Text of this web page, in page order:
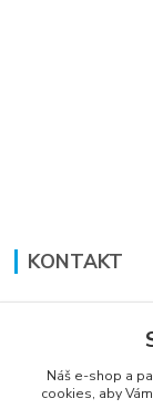
KONTAKT
+421 948
Náš e-shop a
cookies, aby